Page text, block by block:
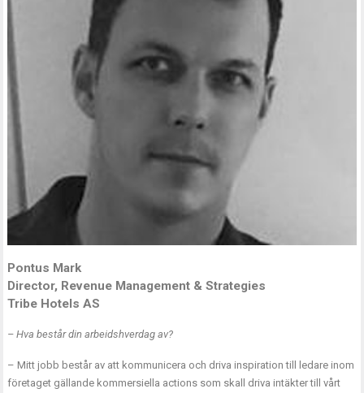
Pontus Mark
Director, Revenue Management & Strategies
Tribe Hotels AS
– Hva består din arbeidshverdag av?
– Mitt jobb består av att kommunicera och driva inspiration till ledare inom
företaget gällande kommersiella actions som skall driva intäkter till vårt